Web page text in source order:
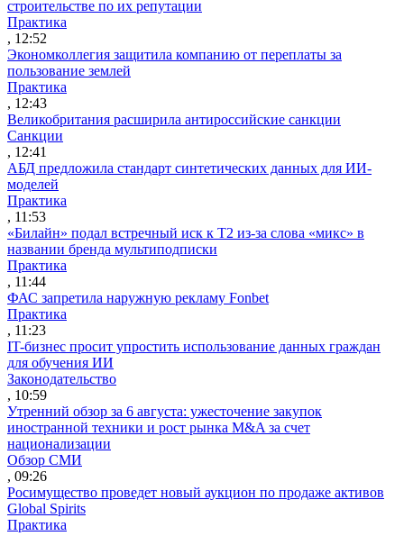
строительстве по их репутации
Практика
, 12:52
Экономколлегия защитила компанию от переплаты за
пользование землей
Практика
, 12:43
Великобритания расширила антироссийские санкции
Санкции
, 12:41
АБД предложила стандарт синтетических данных для ИИ-
моделей
Практика
, 11:53
«Билайн» подал встречный иск к Т2 из-за слова «микс» в
названии бренда мультиподписки
Практика
, 11:44
ФАС запретила наружную рекламу Fonbet
Практика
, 11:23
IT-бизнес просит упростить использование данных граждан
для обучения ИИ
Законодательство
, 10:59
Утренний обзор за 6 августа: ужесточение закупок
иностранной техники и рост рынка M&A за счет
национализации
Обзор СМИ
, 09:26
Росимущество проведет новый аукцион по продаже активов
Global Spirits
Практика